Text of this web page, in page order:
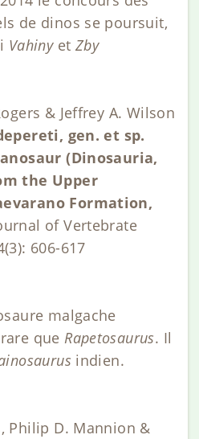
de dinos se poursuit,
Vahinyet Zby
& Jeffrey A. Wilson
gen. et sp.
(Dinosauria,
the Upper
Formation,
of Vertebrate
606-617
malgache
que Rapetosaurus. Il
indien.
Philip D. Mannion &